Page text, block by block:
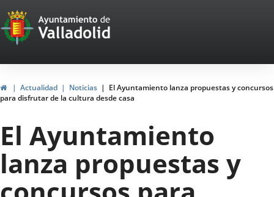
Portal
Web
del
Ayuntamiento
de
Valladolid
HomeActualidad Noticias
El Ayuntamiento lanza propuestas y concursos
para disfrutar de la cultura desde casa
El Ayuntamiento
lanza propuestas y